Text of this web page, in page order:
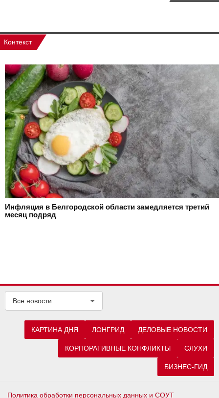
Контекст
Инфляция в Белгородской области замедляется третий
месяц подряд
Все новости
КАРТИНА ДНЯ ЛОНГРИД ДЕЛОВЫЕ НОВОСТИ
КОРПОРАТИВНЫЕ КОНФЛИКТЫ СЛУХИ
БИЗНЕС-ГИД
Политика обработки персональных данных и СОУТ